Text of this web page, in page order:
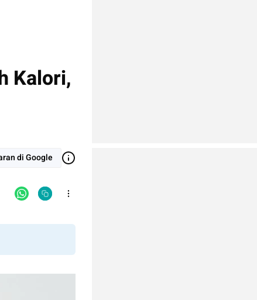
Kalori,
di Google